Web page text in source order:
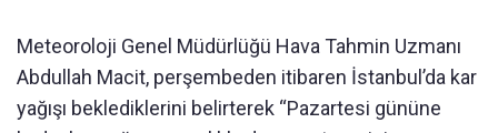
Meteoroloji Genel Müdürlüğü Hava Tahmin Uzmanı
Abdullah Macit, perşembeden itibaren İstanbul’da kar
yağışı beklediklerini belirterek “Pazartesi gününe